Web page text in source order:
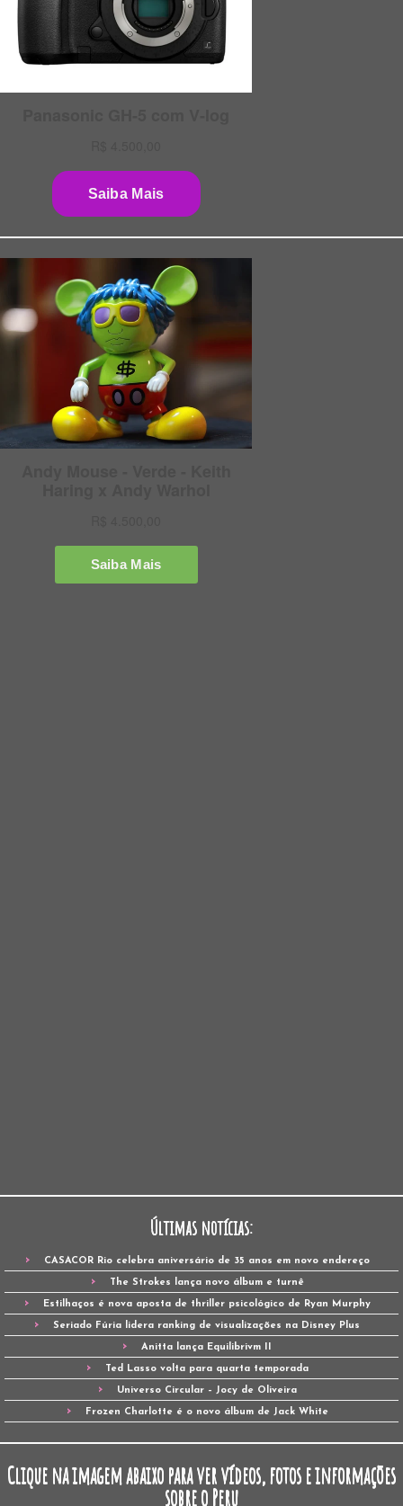
Últimas notícias:
CASACOR Rio celebra aniversário de 35 anos em novo endereço
The Strokes lança novo álbum e turnê
Estilhaços é nova aposta de thriller psicológico de Ryan Murphy
Seriado Fúria lidera ranking de visualizações na Disney Plus
Anitta lança Equilibrivm II
Ted Lasso volta para quarta temporada
Universo Circular – Jocy de Oliveira
Frozen Charlotte é o novo álbum de Jack White
Clique na imagem abaixo para ver vídeos, fotos e informações
sobre o Peru